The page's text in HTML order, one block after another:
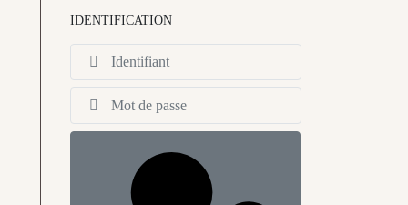
IDENTIFICATION